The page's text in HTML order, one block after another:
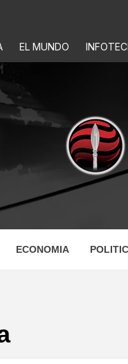
EL MUNDO
ECONOMIA